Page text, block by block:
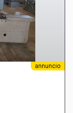
annuncio